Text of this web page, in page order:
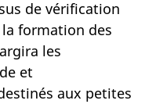
de vérification
formation des
les
et
aux petites